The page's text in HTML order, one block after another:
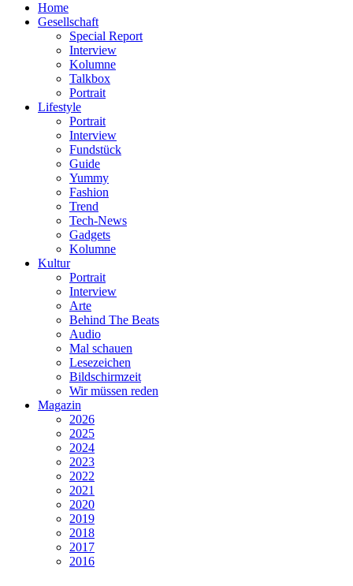
Home
Gesellschaft
Special Report
Interview
Kolumne
Talkbox
Portrait
Lifestyle
Portrait
Interview
Fundstück
Guide
Yummy
Fashion
Trend
Tech-News
Gadgets
Kolumne
Kultur
Portrait
Interview
Arte
Behind The Beats
Audio
Mal schauen
Lesezeichen
Bildschirmzeit
Wir müssen reden
Magazin
2026
2025
2024
2023
2022
2021
2020
2019
2018
2017
2016